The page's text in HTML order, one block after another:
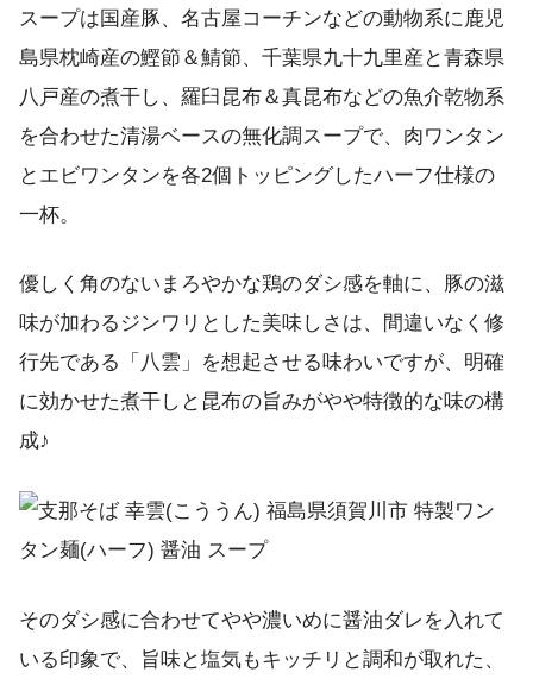
スープは国産豚、名古屋コーチンなどの動物系に鹿児
島県枕崎産の鰹節＆鯖節、千葉県九十九里産と青森県
八戸産の煮干し、羅臼昆布＆真昆布などの魚介乾物系
を合わせた清湯ベースの無化調スープで、肉ワンタン
とエビワンタンを各2個トッピングしたハーフ仕様の
一杯。
優しく角のないまろやかな鶏のダシ感を軸に、豚の滋
味が加わるジンワリとした美味しさは、間違いなく修
行先である「八雲」を想起させる味わいですが、明確
に効かせた煮干しと昆布の旨みがやや特徴的な味の構
成♪
そのダシ感に合わせてやや濃いめに醤油ダレを入れて
いる印象で、旨味と塩気もキッチリと調和が取れた、